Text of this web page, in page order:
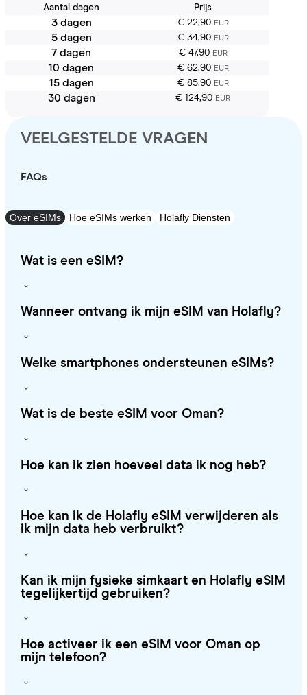
Aantal dagen Prijs
3 dagen € 22,90 EUR
5 dagen € 34,90 EUR
7 dagen € 47,90 EUR
10 dagen € 62,90 EUR
15 dagen € 85,90 EUR
30 dagen € 124,90 EUR
VEELGESTELDE VRAGEN
FAQs
Over eSIMs Hoe eSIMs werken Holafly Diensten
Wat is een eSIM?
Wanneer ontvang ik mijn eSIM van Holafly?
Welke smartphones ondersteunen eSIMs?
Wat is de beste eSIM voor Oman?
Hoe kan ik zien hoeveel data ik nog heb?
Hoe kan ik de Holafly eSIM verwijderen als
ik mijn data heb verbruikt?
Kan ik mijn fysieke simkaart en Holafly eSIM
tegelijkertijd gebruiken?
Hoe activeer ik een eSIM voor Oman op
mijn telefoon?